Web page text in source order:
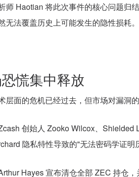
师 Haotian 将此次事件的核心问题归
无法覆盖历史上可能发生的隐性损耗。
慌集中释放
层面的危机已经过去，但市场对漏洞
创始人 Zooko Wilcox、
隐私特性导致的"无法密码学证明
Hayes 宣布清仓全部 ZEC 持仓